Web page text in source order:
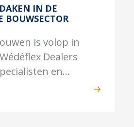
IN DE
BOUWSECTOR
is volop in
Dealers
en...